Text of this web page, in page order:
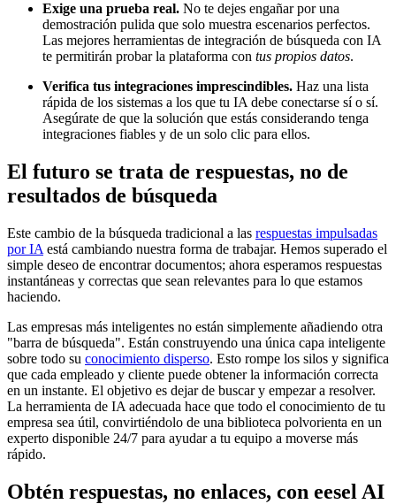
Exige una prueba real. No te dejes engañar por una
demostración pulida que solo muestra escenarios perfectos.
Las mejores herramientas de integración de búsqueda con IA
te permitirán probar la plataforma con tus propios datos.
Verifica tus integraciones imprescindibles. Haz una lista
rápida de los sistemas a los que tu IA debe conectarse sí o sí.
Asegúrate de que la solución que estás considerando tenga
integraciones fiables y de un solo clic para ellos.
El futuro se trata de respuestas, no de
resultados de búsqueda
Este cambio de la búsqueda tradicional a las respuestas impulsadas
por IA está cambiando nuestra forma de trabajar. Hemos superado el
simple deseo de encontrar documentos; ahora esperamos respuestas
instantáneas y correctas que sean relevantes para lo que estamos
haciendo.
Las empresas más inteligentes no están simplemente añadiendo otra
"barra de búsqueda". Están construyendo una única capa inteligente
sobre todo su conocimiento disperso. Esto rompe los silos y significa
que cada empleado y cliente puede obtener la información correcta
en un instante. El objetivo es dejar de buscar y empezar a resolver.
La herramienta de IA adecuada hace que todo el conocimiento de tu
empresa sea útil, convirtiéndolo de una biblioteca polvorienta en un
experto disponible 24/7 para ayudar a tu equipo a moverse más
rápido.
Obtén respuestas, no enlaces, con eesel AI